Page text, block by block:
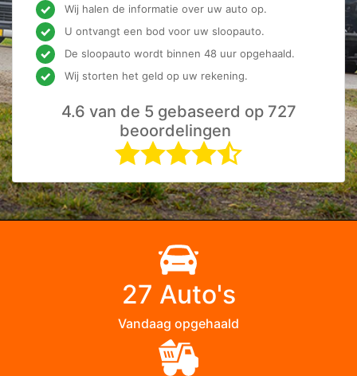
Wij halen de informatie over uw auto op.
U ontvangt een bod voor uw sloopauto.
De sloopauto wordt binnen 48 uur opgehaald.
Wij storten het geld op uw rekening.
4.6 van de 5 gebaseerd op 727
beoordelingen
27 Auto's
Vandaag opgehaald